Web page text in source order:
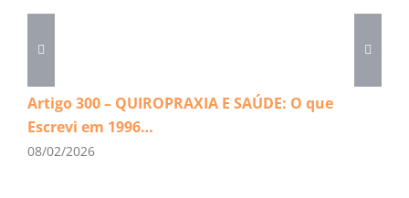
Artigo 300 – QUIROPRAXIA E SAÚDE: O que
Escrevi em 1996…
08/02/2026